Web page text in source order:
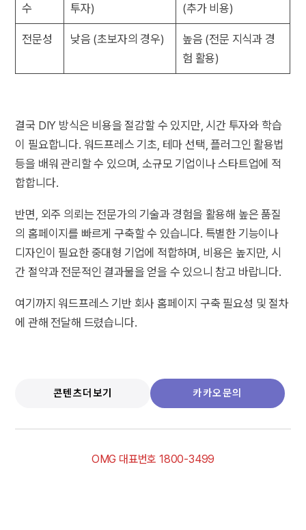
수
투자)
(추가 비용)
전문성 낮음 (초보자의 경우)
높음 (전문 지식과 경
험 활용)
결국 DIY 방식은 비용을 절감할 수 있지만, 시간 투자와 학습
이 필요합니다. 워드프레스 기초, 테마 선택, 플러그인 활용법
등을 배워 관리할 수 있으며, 소규모 기업이나 스타트업에 적
합합니다.
반면, 외주 의뢰는 전문가의 기술과 경험을 활용해 높은 품질
의 홈페이지를 빠르게 구축할 수 있습니다. 특별한 기능이나
디자인이 필요한 중대형 기업에 적합하며, 비용은 높지만, 시
간 절약과 전문적인 결과물을 얻을 수 있으니 참고 바랍니다.
여기까지 워드프레스 기반 회사 홈페이지 구축 필요성 및 절차
에 관해 전달해 드렸습니다.
콘텐츠더보기 카카오문의
OMG 대표번호 1800-3499